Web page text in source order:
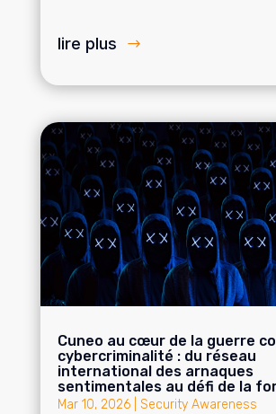
lire plus
Cuneo au cœur de la guerre
cybercriminalité : du réseau
international des arnaques
sentimentales au défi de la
Mar 10, 2026| Security Awareness